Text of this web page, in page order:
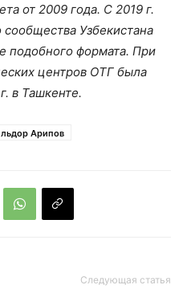
от 2009 года. С 2019 г.
сообщества Узбекистана
подобного формата. При
центров ОТГ была
в Ташкенте.
Арипов
Следующая статья